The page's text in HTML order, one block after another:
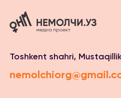
Toshkent shahri,